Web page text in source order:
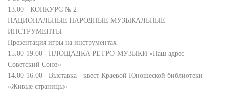
13.00 - КОНКУРС № 2
НАЦИОНАЛЬНЫЕ НАРОДНЫЕ МУЗЫКАЛЬНЫЕ
ИНСТРУМЕНТЫ
Презентация игры на инструментах
15.00-19.00 - ПЛОЩАДКА РЕТРО-МУЗЫКИ «Наш адрес -
Советский Союз»
14.00-16.00 - Выставка - квест Краевой Юношеской библиотеки
«Живые страницы»